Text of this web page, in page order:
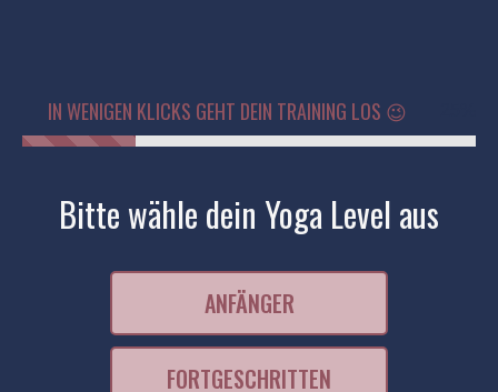
IN WENIGEN KLICKS GEHT DEIN TRAINING LOS 😉
Bitte wähle dein Yoga Level aus
ANFÄNGER
FORTGESCHRITTEN